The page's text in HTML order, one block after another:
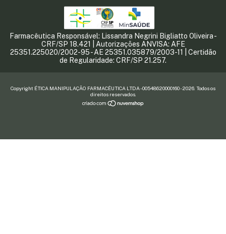
Farmacêutica Responsável: Lissandra Negrini Bigliatto Oliveira -
CRF/SP 18.421 | Autorizações ANVISA: AFE
25351.225020/2002-95 - AE 25351.035879/2003-11 | Certidão
de Regularidade: CRF/SP 21.257.
Copyright ÉTICA MANIPULAÇÃO FARMACÊUTICA LTDA - 00548620000160 - 2026. Todos os
direitos reservados.